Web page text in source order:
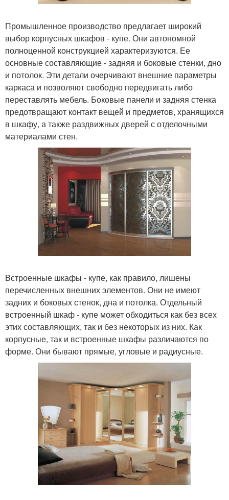
Промышленное производство предлагает широкий
выбор корпусных шкафов - купе. Они автономной
полноценной конструкцией характеризуются. Ее
основные составляющие - задняя и боковые стенки, дно
и потолок. Эти детали очерчивают внешние параметры
каркаса и позволяют свободно передвигать либо
переставлять мебель. Боковые панели и задняя стенка
предотвращают контакт вещей и предметов, хранящихся
в шкафу, а также раздвижных дверей с отделочными
материалами стен.
Встроенные шкафы - купе, как правило, лишены
перечисленных внешних элементов. Они не имеют
задних и боковых стенок, дна и потолка. Отдельный
встроенный шкаф - купе может обходиться как без всех
этих составляющих, так и без некоторых из них. Как
корпусные, так и встроенные шкафы различаются по
форме. Они бывают прямые, угловые и радиусные.